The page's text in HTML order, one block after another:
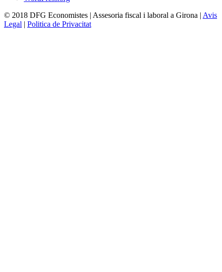
© 2018 DFG Economistes | Assesoria fiscal i laboral a Girona | Avis
Legal | Politica de Privacitat